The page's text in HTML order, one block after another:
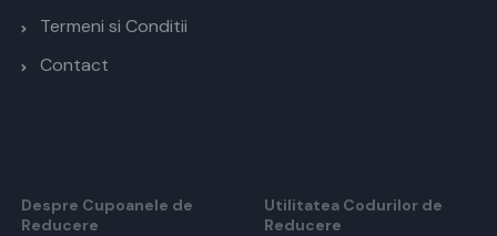
Termeni si Conditii
Contact
Despre Cupoanele de
Reducere
Utilitatea Codurilor de
Reducere